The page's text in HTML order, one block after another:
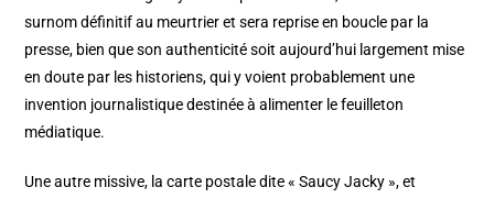
surnom définitif au meurtrier et sera reprise en boucle par la
presse, bien que son authenticité soit aujourd’hui largement mise
en doute par les historiens, qui y voient probablement une
invention journalistique destinée à alimenter le feuilleton
médiatique.
Une autre missive, la carte postale dite « Saucy Jacky », et